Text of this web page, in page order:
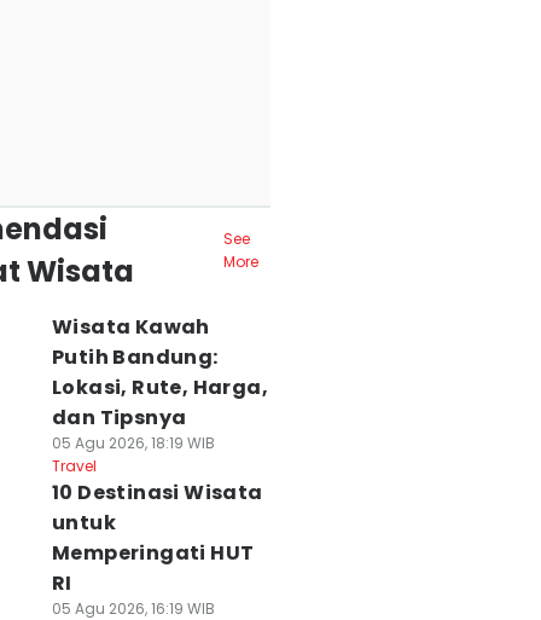
Wisata
See
More
Wisata Kawah
Putih Bandung:
Lokasi, Rute, Harga,
dan Tipsnya
05 Agu 2026, 18:19 WIB
Travel
10 Destinasi Wisata
untuk
Memperingati HUT
RI
05 Agu 2026, 16:19 WIB